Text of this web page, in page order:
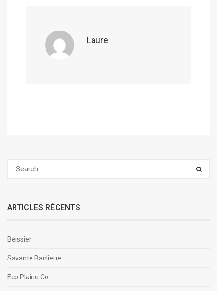
Laure
ARTICLES RÉCENTS
Beissier
Savante Banlieue
Eco Plaine Co